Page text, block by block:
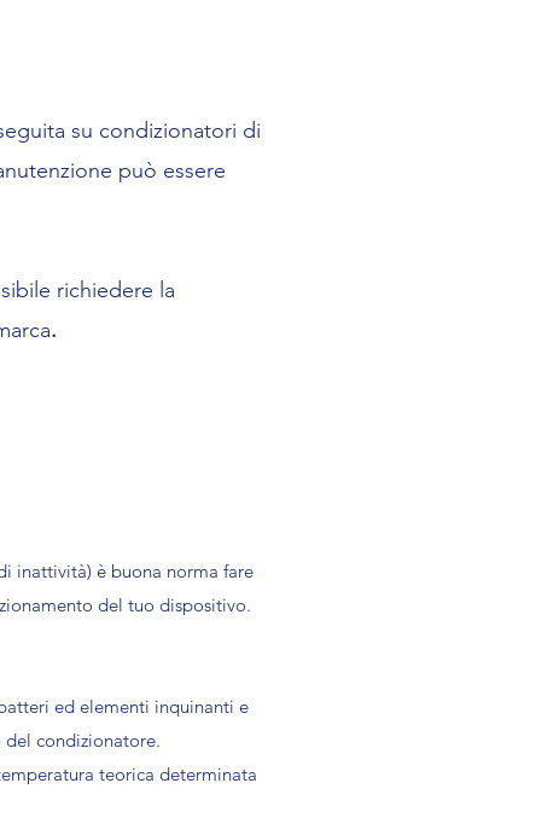
su condizionatori di
può essere
richiedere la
.
inattività) è buona norma fare
del tuo dispositivo.
ed elementi inquinanti e
del condizionatore.
teorica determinata